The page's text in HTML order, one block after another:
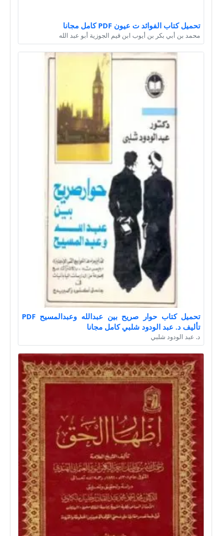
تحميل كتاب الفوائد ت عيون PDF كامل مجانا
محمد بن أبي بكر بن أيوب ابن قيم الجوزية أبو عبد الله
تحميل كتاب حوار صريح بين عبدالله وعبدالمسيح PDF
تأليف د. عبد الودود شلبي كامل مجانا
د. عبد الودود شلبي